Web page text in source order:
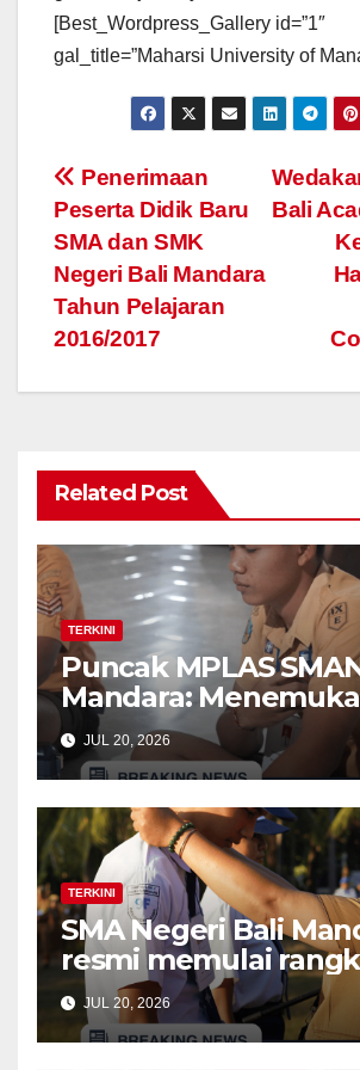
[Best_Wordpress_Gallery id=”1″
gal_title=”Maharsi University of
Navigasi
pos
Bali
Penerimaan
Peserta Didik Baru
SMA dan SMK
Negeri Bali Mandara
Tahun Pelajaran
2016/2017
Related Post
TERKINI
Puncak MPLAS
Mandara:
Diri di Balik kegiatan
Calling (Time Capsule
Bonfire)
JUL 20, 2026
TERKINI
SMA Negeri Bali
resmi memulai
kegiatan Masa
Lingkungan Sekolah
Ramah bagi murid
JUL 20, 2026